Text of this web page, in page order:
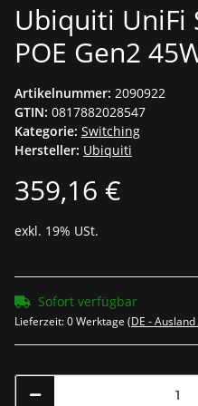
Ubiquiti UniFi
POE Gen2
Artikelnummer: 2090922
GTIN: 0817882028547
Kategorie: Switching
Hersteller: Ubiquiti
359,16 €
exkl. 19% USt.
Sofort verfügbar
Lieferzeit:0 Werktage (DE -